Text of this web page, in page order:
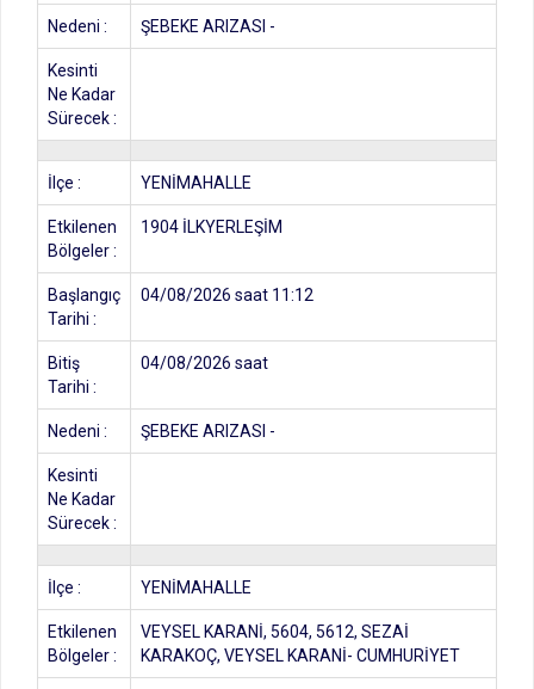
Nedeni : ŞEBEKE ARIZASI -
Kesinti
Ne Kadar
Sürecek :
İlçe : YENİMAHALLE
Etkilenen
Bölgeler :
1904 İLKYERLEŞİM
Başlangıç
Tarihi :
04/08/2026 saat 11:12
Bitiş
Tarihi :
04/08/2026 saat
Nedeni : ŞEBEKE ARIZASI -
Kesinti
Ne Kadar
Sürecek :
İlçe : YENİMAHALLE
Etkilenen
Bölgeler :
VEYSEL KARANİ, 5604, 5612, SEZAİ
KARAKOÇ, VEYSEL KARANİ- CUMHURİYET